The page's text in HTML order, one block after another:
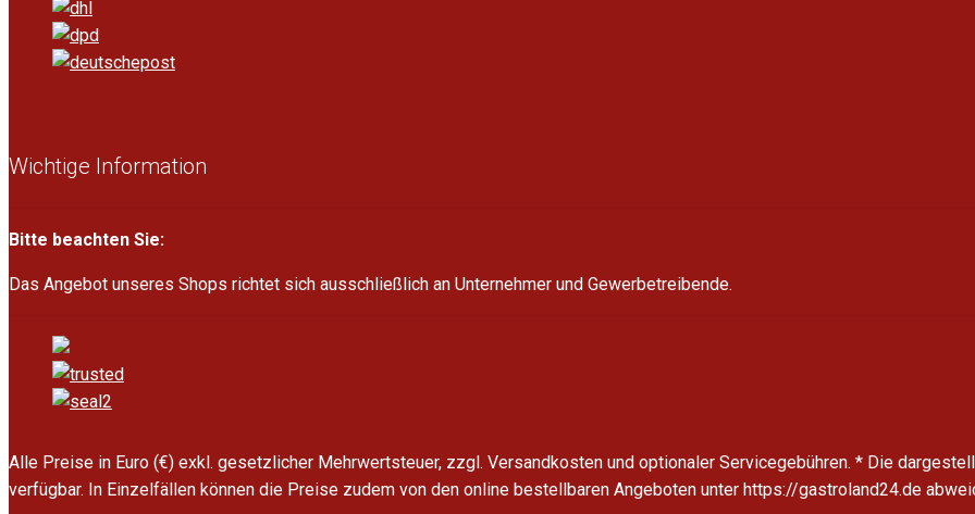
Wichtige Information
Bitte beachten Sie:
Das Angebot unseres Shops richtet sich ausschließlich an Unternehmer und Gewerbetreibende.
Alle Preise in Euro (€) exkl. gesetzlicher Mehrwertsteuer, zzgl. Versandkosten und optionaler Servicegebühren. * Die
verfügbar. In Einzelfällen können die Preise zudem von den online bestellbaren Angeboten unter https://gastroland24.de